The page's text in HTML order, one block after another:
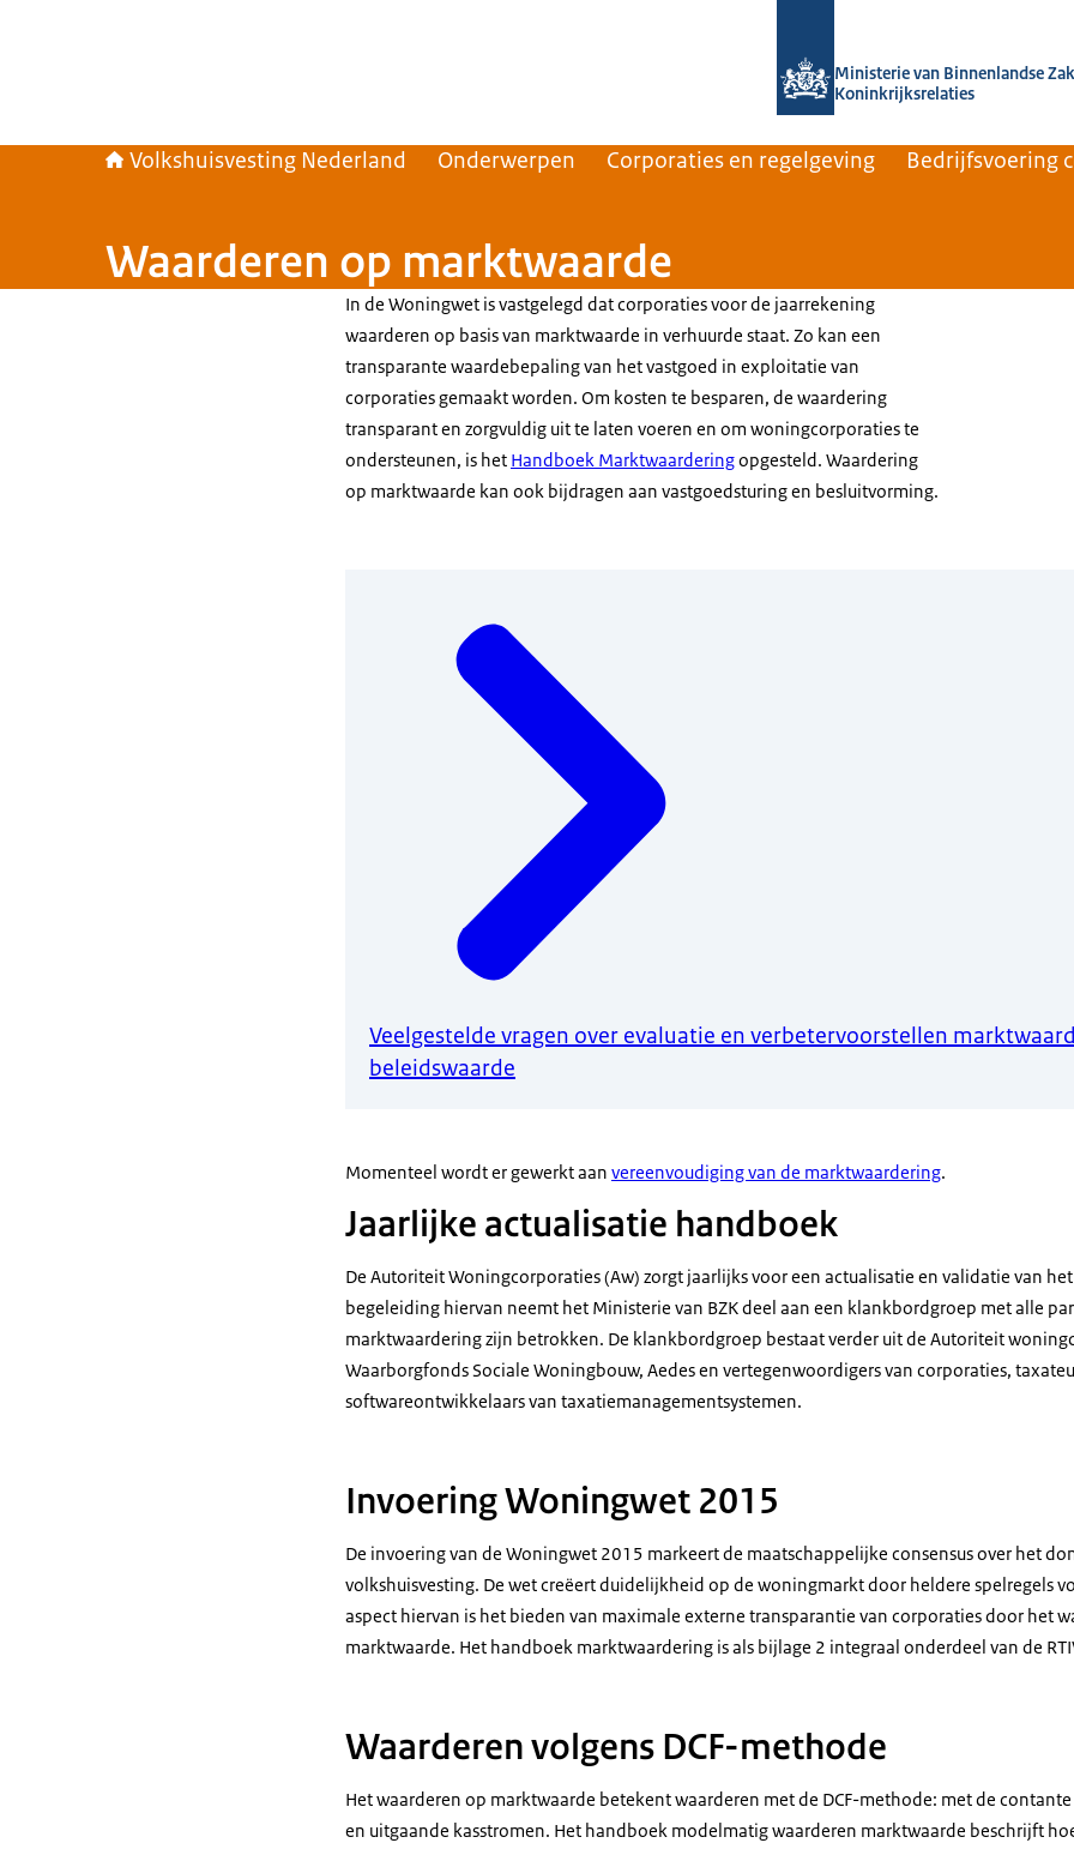
Ministerie van Binnenlandse
Koninkrijksrelaties
Volkshuisvesting Nederland Onderwerpen Corporaties en regelgeving Bedrijfsvoering
Waarderen op marktwaarde
In de Woningwet is vastgelegd dat corporaties voor de jaarrekening
waarderen op basis van marktwaarde in verhuurde staat. Zo kan een
transparante waardebepaling van het vastgoed in exploitatie van
corporaties gemaakt worden. Om kosten te besparen, de waardering
transparant en zorgvuldig uit te laten voeren en om woningcorporaties te
ondersteunen, is het Handboek Marktwaarderingopgesteld. Waardering
op marktwaarde kan ook bijdragen aan vastgoedsturing en besluitvorming.
Veelgestelde vragen over evaluatie en verbetervoorstellen
beleidswaarde
Momenteel wordt er gewerkt aan vereenvoudiging van de marktwaardering.
Jaarlijke actualisatie handboek
De Autoriteit Woningcorporaties (Aw) zorgt jaarlijks voor een actualisatie en validatie van
begeleiding hiervan neemt het Ministerie van BZK deel aan een klankbordgroep met alle
marktwaardering zijn betrokken. De klankbordgroep bestaat verder uit de Autoriteit
Waarborgfonds Sociale Woningbouw, Aedes en vertegenwoordigers van corporaties,
softwareontwikkelaars van taxatiemanagementsystemen.
Invoering Woningwet 2015
De invoering van de Woningwet 2015 markeert de maatschappelijke consensus over het
volkshuisvesting. De wet creëert duidelijkheid op de woningmarkt door heldere spelregels
aspect hiervan is het bieden van maximale externe transparantie van corporaties door het
marktwaarde. Het handboek marktwaardering is als bijlage 2 integraal onderdeel van de
Waarderen volgens DCF-methode
Het waarderen op marktwaarde betekent waarderen met de DCF-methode: met de
en uitgaande kasstromen. Het handboek modelmatig waarderen marktwaarde beschrijft